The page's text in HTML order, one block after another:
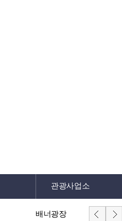
관광사업소
배너광장